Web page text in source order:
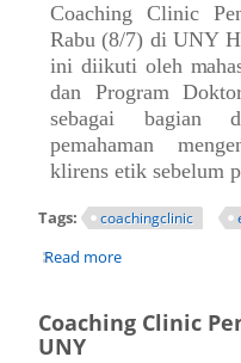
Coaching Clinic
Rabu (8/7) di UNY
ini diikuti oleh
dan Program
sebagai bagian
pemahaman
klirens etik sebelum
Tags: coachingclinic
Read more
Coaching Clinic
UNY